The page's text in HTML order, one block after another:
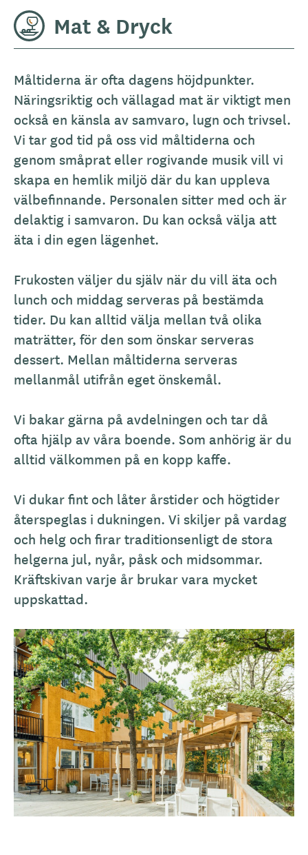
Mat & Dryck
A
l
l
m
ä
n
b
e
s
r
i
v
n
i
n
Måltiderna är ofta dagens höjdpunkter.
Näringsriktig och vällagad mat är viktigt men
också en känsla av samvaro, lugn och trivsel.
Vi tar god tid på oss vid måltiderna och
genom småprat eller rogivande musik vill vi
skapa en hemlik miljö där du kan uppleva
välbefinnande. Personalen sitter med och är
delaktig i samvaron. Du kan också välja att
äta i din egen lägenhet.
Frukosten väljer du själv när du vill äta och
lunch och middag serveras på bestämda
tider. Du kan alltid välja mellan två olika
maträtter, för den som önskar serveras
dessert. Mellan måltiderna serveras
mellanmål utifrån eget önskemål.
Vi bakar gärna på avdelningen och tar då
ofta hjälp av våra boende. Som anhörig är du
alltid välkommen på en kopp kaffe.
Vi dukar fint och låter årstider och högtider
återspeglas i dukningen. Vi skiljer på vardag
och helg och firar traditionsenligt de stora
helgerna jul, nyår, påsk och midsommar.
Kräftskivan varje år brukar vara mycket
uppskattad.